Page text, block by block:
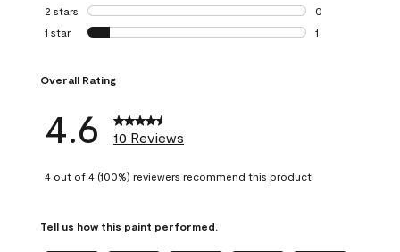
0 reviews with 3
2 stars stars
0
0 reviews with 2
1 star stars
1
Overall Rating
4.6 10 Reviews
4 out of 4 (100%) reviewers recommend this product
Tell us how this paint performed.